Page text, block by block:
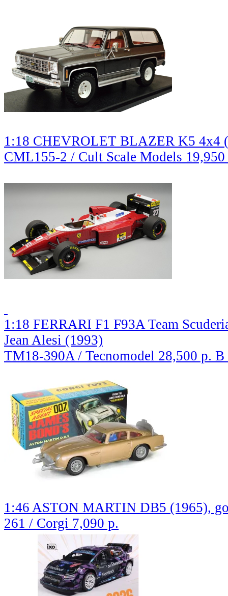
1:18 CHEVROLET BLAZER K5 4x4
CML155-2 / Cult Scale Models
1:18 FERRARI F1 F93A Team
Jean Alesi (1993)
TM18-390A / Tecnomodel 28,500 р. В
1:46 ASTON MARTIN DB5 (1965),
261 / Corgi 7,090 р.